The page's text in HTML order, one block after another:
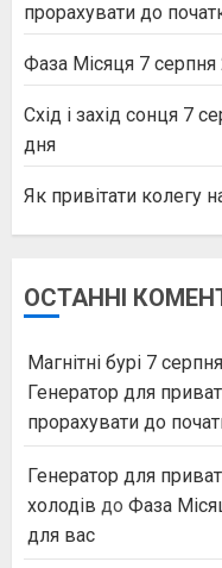
прорахувати до
Фаза Місяця 7
Схід і захід сонця 7
дня
Як привітати колегу
ОСТАННІ
Магнітні бурі 7
Генератор для
прорахувати до
Генератор для
холодів до Фаза
для вас